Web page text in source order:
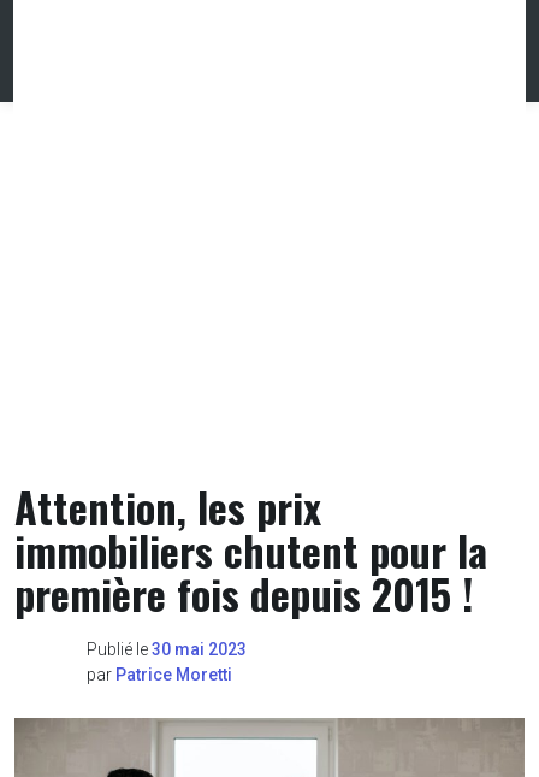
Attention, les prix
immobiliers chutent pour la
première fois depuis 2015 !
Publié le30 mai 2023
par Patrice Moretti